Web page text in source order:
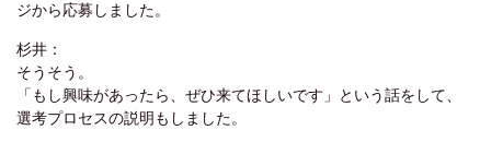
ジ‌か‌ら‌応‌募‌し‌ま‌し‌た。
杉‌井‌：‌ ‌
そ‌う‌そ‌う。‌
「も‌し‌興‌味‌が‌あっ‌た‌ら、‌ぜ‌ひ‌来‌て‌ほ‌し‌い‌で‌す」‌と‌い‌う‌話‌を‌し‌て、‌
選‌考‌プ‌ロ‌セ‌ス‌の‌説‌明‌も‌し‌ま‌し‌た。‌ ‌